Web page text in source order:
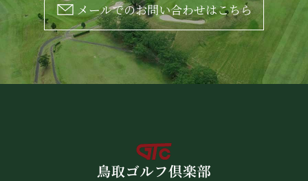
メールでのお問い合わせはこちら